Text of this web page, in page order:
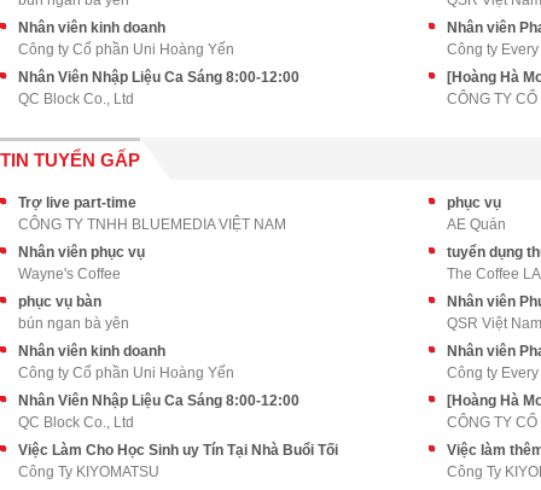
Nhân viên kinh doanh
Công ty Cổ phần Uni Hoàng Yến
Nhân viên
Công ty
Nhân Viên Nhập Liệu Ca Sáng 8:00-12:00
QC Block Co., Ltd
[Hoàng Hà
TIN TUYỂN GẤP
Trợ live part-time
CÔNG TY TNHH BLUEMEDIA VIỆT NAM
phục vụ
AE Quán
Nhân viên phục vụ
Wayne's Coffee
tuyển dụng
The Coffee
phục vụ bàn
bún ngan bà yên
Nhân viên
QSR Việt Nam
Nhân viên kinh doanh
Công ty Cổ phần Uni Hoàng Yến
Nhân viên
Công ty
Nhân Viên Nhập Liệu Ca Sáng 8:00-12:00
QC Block Co., Ltd
[Hoàng Hà
Việc Làm Cho Học Sinh uy Tín Tại Nhà Buổi Tối
Công Ty KIYOMATSU
Việc làm
Công Ty